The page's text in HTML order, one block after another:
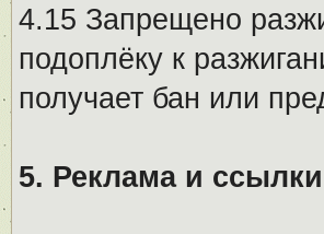
4.15 Запрещено
подоплёку к
получает бан или
5. Реклама и